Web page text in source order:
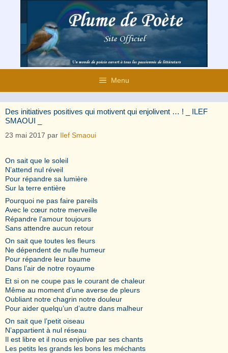
contenu
Menu
Des initiatives positives qui motivent qui enjolivent … ! _ ILEF
SMAOUI _
23 mai 2017 par Ilef Smaoui
On sait que le soleil
N’attend nul réveil
Pour répandre sa lumière
Sur la terre entière
Pourquoi ne pas faire pareils
Avec le cœur notre merveille
Répandre l’amour toujours
Sans attendre aucun retour
On sait que toutes les fleurs
Ne dépendent de nulle humeur
Pour répandre leur baume
Dans l’air de notre royaume
Et si on ne coupe pas le courant de chaleur
Même au moment d’une averse de pleurs
Oubliant notre chagrin notre douleur
Pour aider quelqu’un d’autre dans malheur
On sait que l’petit oiseau
N’appartient à nul réseau
Il est libre et il nous enjolive par ses chants
Les petits les grands les bons les méchants